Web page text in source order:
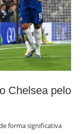
Chelsea pelo
forma significativa